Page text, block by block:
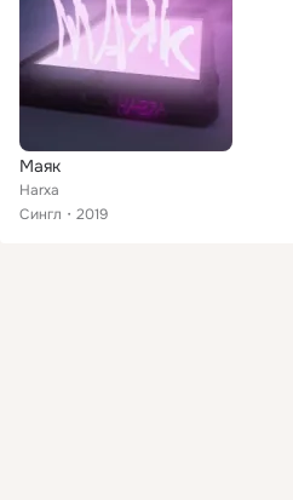
Маяк
Harxa
Сингл
2019